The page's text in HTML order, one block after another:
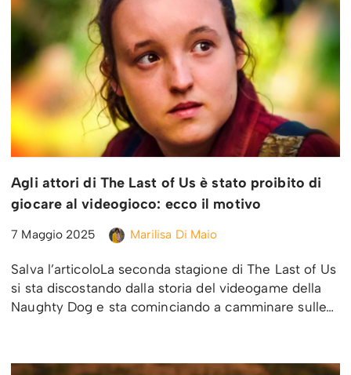
Agli attori di The Last of Us è stato proibito di
giocare al videogioco: ecco il motivo
7 Maggio 2025 Marilisa Di Maio
Salva l’articoloLa seconda stagione di The Last of Us
si sta discostando dalla storia del videogame della
Naughty Dog e sta cominciando a camminare sulle…